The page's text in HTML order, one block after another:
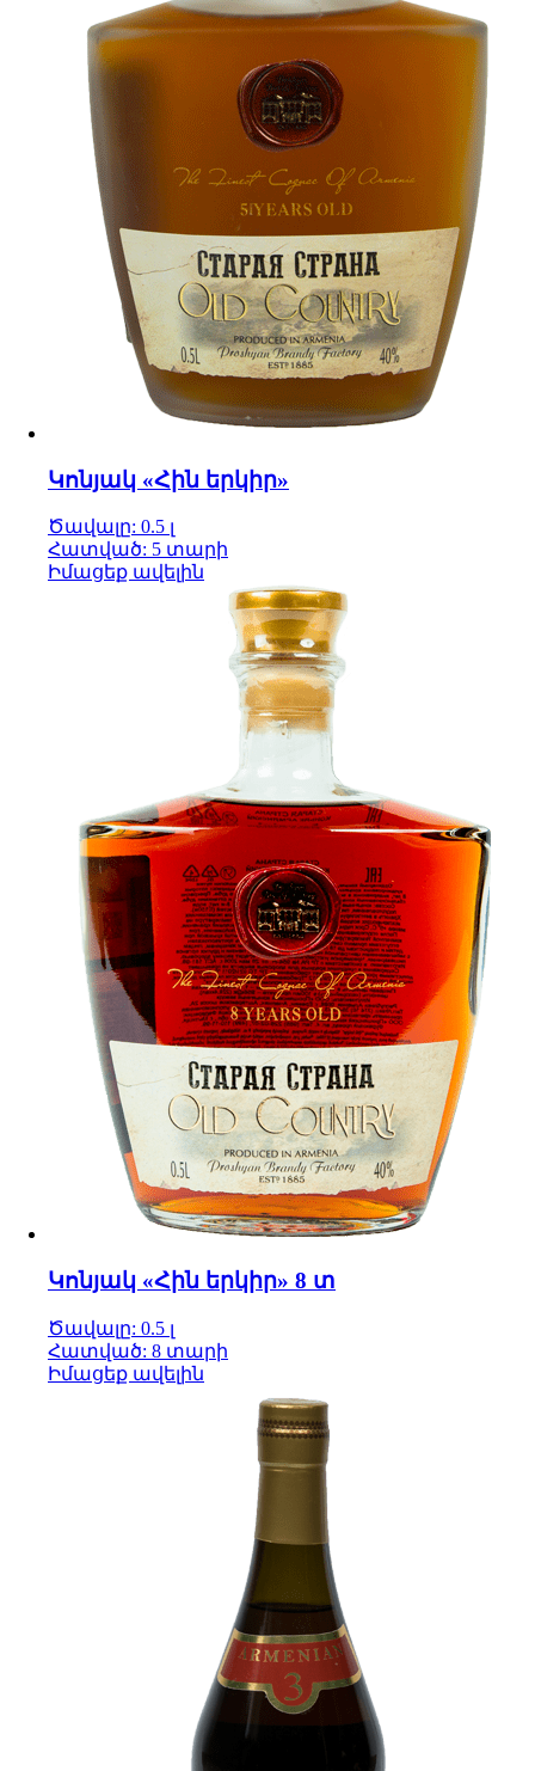
Կոնյակ «Հին երկիր»
Ծավալը: 0.5 լ
Հատված: 5 տարի
Իմացեք ավելին
Կոնյակ «Հին երկիր» 8 տ
Ծավալը: 0.5 լ
Հատված: 8 տարի
Իմացեք ավելին